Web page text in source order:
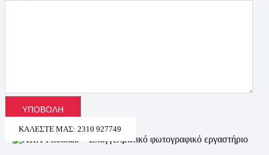
ΚΑΛΈΣΤΕ ΜΑΣ: 2310 927749